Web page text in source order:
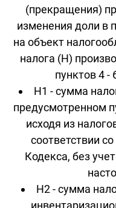
(прекращения)
изменения доли в
на объект
налога (Н)
пунктов 4 -
Н1 - сумма
предусмотренном
исходя из
соответствии
Кодекса, без
Н2 - сумма